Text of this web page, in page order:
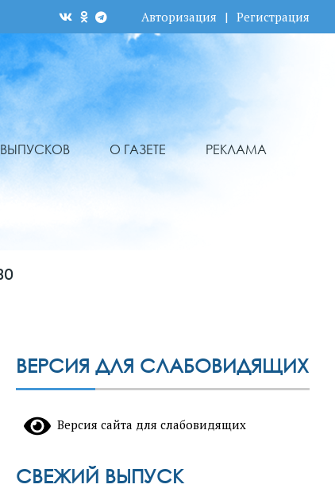
Авторизация | Регистрация
О ГАЗЕТЕ РЕКЛАМА
ВЕРСИЯ ДЛЯ СЛАБОВИДЯЩИХ
Версия сайта для слабовидящих
СВЕЖИЙ ВЫПУСК